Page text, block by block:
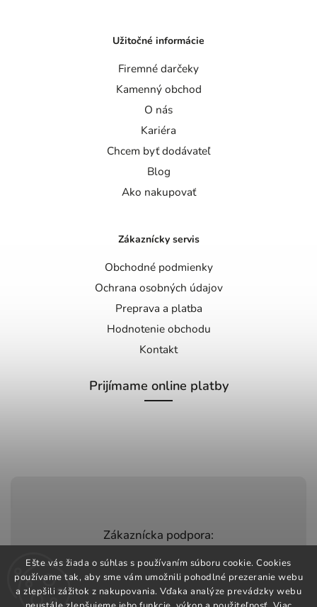
Ešte vás žiada o súhlas s používaním súboru cookie. Cookies
používame tak, aby sme vám umožnili pohodlné prezeranie webu
a zlepšili zážitok z nakupovania. Vďaka analýze prevádzky webu
Zákaznícka podpora:
+420 603 248 457
info@jeztomarket.cz
Užitočné informácie
Firemné darčeky
Kamenný obchod
O nás
Kariéra
Chcem byť dodávateľ
Blog
Ako nakupovať
Zákaznícky servis
Obchodné podmienky
Ochrana osobných údajov
Preprava a platba
Hodnotenie obchodu
Kontakt
Prijímame online platby